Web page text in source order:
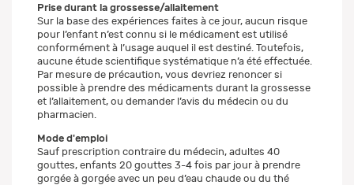
Prise durant la grossesse/allaitement
Sur la base des expériences faites à ce jour, aucun risque
pour l’enfant n’est connu si le médicament est utilisé
conformément à l’usage auquel il est destiné. Toutefois,
aucune étude scientifique systématique n’a été effectuée.
Par mesure de précaution, vous devriez renoncer si
possible à prendre des médicaments durant la grossesse
et l’allaitement, ou demander l’avis du médecin ou du
pharmacien.
Mode d'emploi
Sauf prescription contraire du médecin, adultes 40
gouttes, enfants 20 gouttes 3-4 fois par jour à prendre
gorgée à gorgée avec un peu d’eau chaude ou du thé